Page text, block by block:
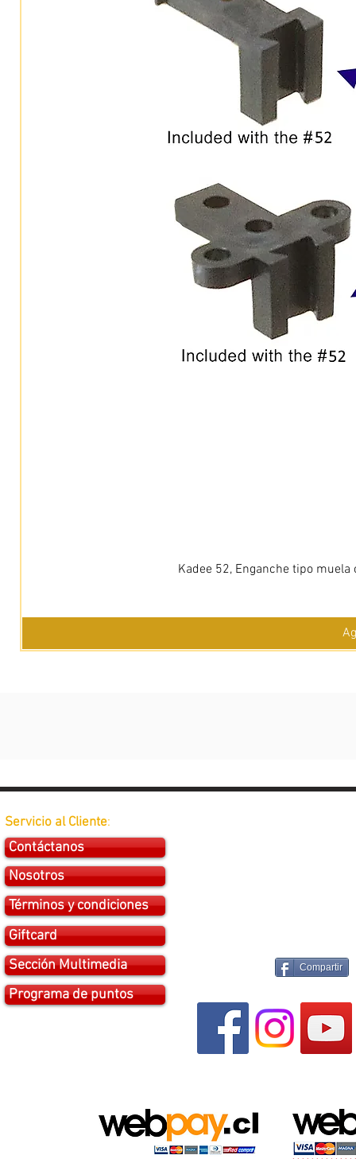
Kadee 52, Enganche tipo
Servicio al Cliente:
Contáctanos
Nosotros
Términos y condiciones
Giftcard
Sección Multimedia
Programa de puntos
Compartir